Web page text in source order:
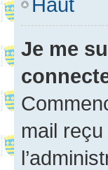
Je me
mail